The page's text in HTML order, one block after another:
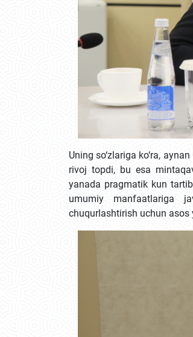
Uning so‘zlariga ko‘ra,
rivoj topdi, bu esa
yanada pragmatik kun
umumiy manfaatlariga
chuqurlashtirish uchun asos